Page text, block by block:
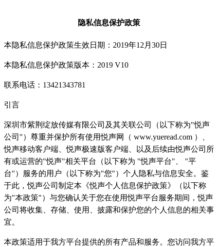
隐私信息保护政策
本隐私信息保护政策生效日期：2019年12月30日
本隐私信息保护政策版本：2019 V10
联系电话：13421343781
引言
深圳市紫荆绽放传媒有限公司及其关联公司（以下称为"悦声
公司"）尊重并保护所有使用悦声网（ www.yueread.com ）、
悦声移动客户端、悦声极速版客户端、以及后续由悦声公司所
有或运营的"悦声"相关平台（以下称为 "悦声平台"、 "平
台"）服务的用户（以下称为"您"）个人隐私与信息安全。鉴
于此，悦声公司制定本《悦声个人信息保护政策》（以下称
为"本政策"）与您确认关于您在使用悦声平台服务期间，悦声
公司将收集、存储、使用、披露和保护您的个人信息的相关事
宜。
本政策适用于我方平台提供的所有产品和服务。您访问我方平